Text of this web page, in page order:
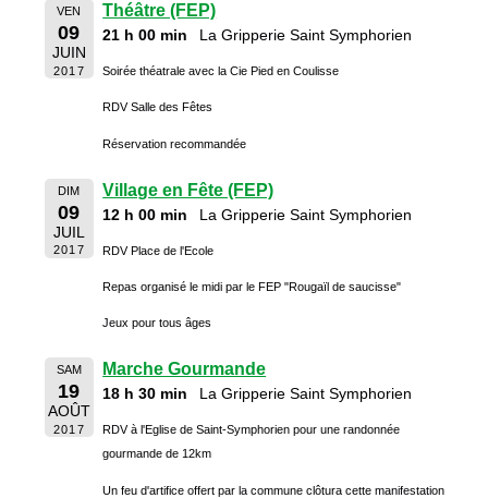
VEN
09
JUIN
2017
Théâtre (FEP)
21 h 00 min La Gripperie Saint Symphorien
Soirée théatrale avec la Cie Pied en Coulisse
RDV Salle des Fêtes
Réservation recommandée
DIM
09
JUIL
2017
Village en Fête (FEP)
12 h 00 min La Gripperie Saint Symphorien
RDV Place de l'Ecole
Repas organisé le midi par le FEP "Rougaïl de saucisse"
Jeux pour tous âges
SAM
19
AOÛT
2017
Marche Gourmande
18 h 30 min La Gripperie Saint Symphorien
RDV à l'Eglise de Saint-Symphorien pour une randonnée
gourmande de 12km
Un feu d'artifice offert par la commune clôtura cette manifestation